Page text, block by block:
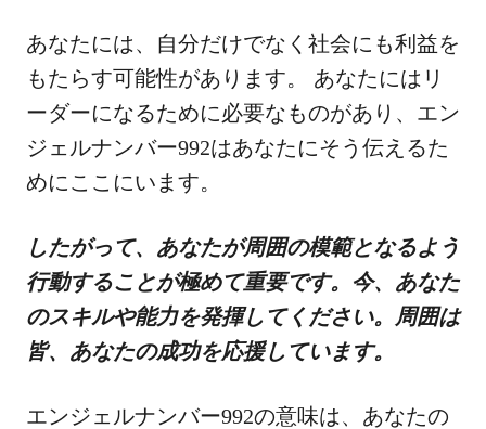
あなたには、自分だけでなく社会にも利益を
もたらす可能性があります。 あなたにはリ
ーダーになるために必要なものがあり、エン
ジェルナンバー992はあなたにそう伝えるた
めにここにいます。
したがって、あなたが周囲の模範となるよう
行動することが極めて重要です。今、あなた
のスキルや能力を発揮してください。周囲は
皆、あなたの成功を応援しています。
エンジェルナンバー992の意味は、あなたの